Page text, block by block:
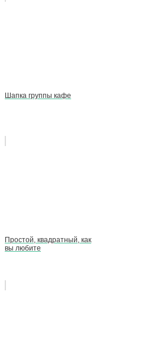
Шапка группы кафе
Простой, квадратный, как
вы любите